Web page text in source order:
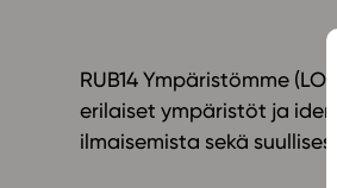
RUB14 Ympäristömme
erilaiset ympäristöt ja
ilmaisemista sekä